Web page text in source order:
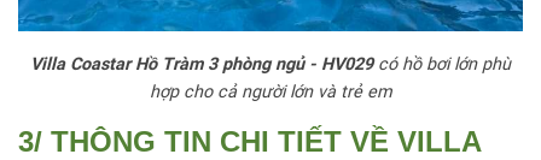
Villa Coastar Hồ Tràm 3 phòng ngủ - HV029có hồ bơi lớn phù
hợp cho cả người lớn và trẻ em
3/ THÔNG TIN CHI TIẾT VỀ VILLA